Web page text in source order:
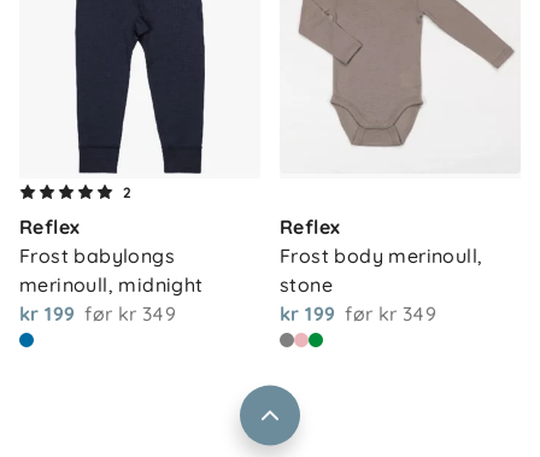
2
Reflex
Frost babylongs
merinoull, midnight
kr 199 før kr 349
Reflex
Frost body merinoull,
stone
kr 199 før kr 349
Om oss
Våre butikker
Vårt samfunnsansvar
Jobbe i Barnas Hus
Kontakt oss
Frakt og levering
Retur og reklamasjon